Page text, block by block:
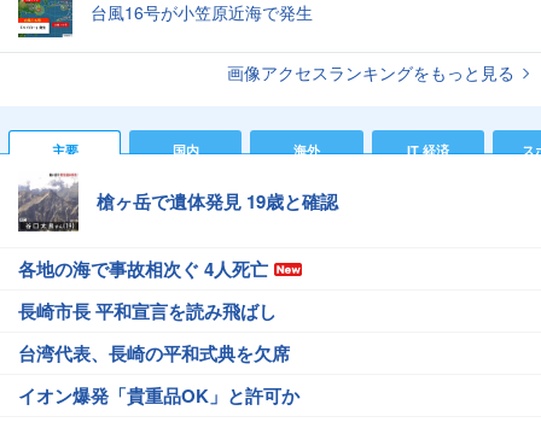
台風16号が小笠原近海で発生
画像アクセスランキングをもっと見る
主要 国内 海外 IT 経済 ス
槍ヶ岳で遺体発見 19歳と確認
各地の海で事故相次ぐ 4人死亡
長崎市長 平和宣言を読み飛ばし
台湾代表、長崎の平和式典を欠席
イオン爆発「貴重品OK」と許可か